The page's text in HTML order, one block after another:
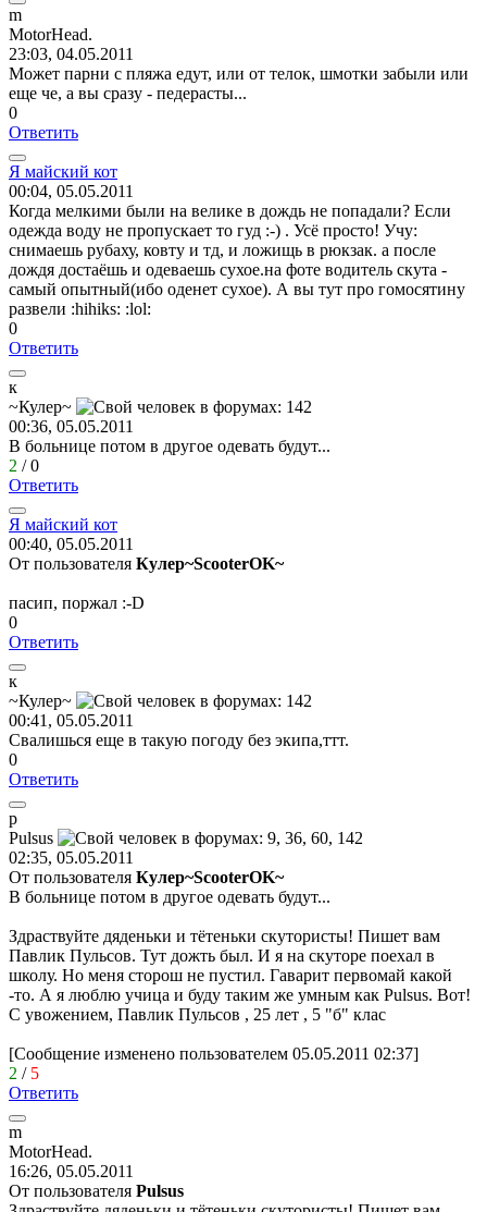
m
MotorHead.
23:03, 04.05.2011
Может парни с пляжа едут, или от телок, шмотки забыли или
еще че, а вы сразу - педерасты...
0
Ответить
Я майский кот
00:04, 05.05.2011
Когда мелкими были на велике в дождь не попадали? Если
одежда воду не пропускает то гуд :-) . Усё просто! Учу:
снимаешь рубаху, ковту и тд, и ложищь в рюкзак. а после
дождя достаёшь и одеваешь сухое.на фоте водитель скута -
самый опытный(ибо оденет сухое). А вы тут про гомосятину
развели :hihiks: :lol:
0
Ответить
к
~Кулер~
00:36, 05.05.2011
В больнице потом в другое одевать будут...
2 /0
Ответить
Я майский кот
00:40, 05.05.2011
От пользователя Кулер~ScooterOK~
пасип, поржал :-D
0
Ответить
к
~Кулер~
00:41, 05.05.2011
Свалишься еще в такую погоду без экипа,ттт.
0
Ответить
p
Pulsus
02:35, 05.05.2011
От пользователя Кулер~ScooterOK~
В больнице потом в другое одевать будут...
Здраствуйте дяденьки и тётеньки скутористы! Пишет вам
Павлик Пульсов. Тут дожть был. И я на скуторе поехал в
школу. Но меня сторош не пустил. Гаварит первомай какой
-то. А я люблю учица и буду таким же умным как Pulsus. Вот!
С увожением, Павлик Пульсов , 25 лет , 5 "б" клас
[Сообщение изменено пользователем 05.05.2011 02:37]
2 / 5
Ответить
m
MotorHead.
16:26, 05.05.2011
От пользователя Pulsus